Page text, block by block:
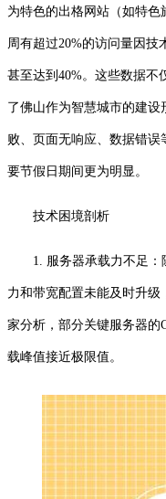
为特色的出格网站（如特
周有超过20%的访问量因技
甚至达到40%。这些数据不
了佛山作为智慧城市的建
败、页面无响应、数据错
要节假日期间更为明显。
技术困境剖析
1. 服务器承载力不足
力和带宽配置未能及时升
家分析，部分关键服务器的
载峰值接近极限值。